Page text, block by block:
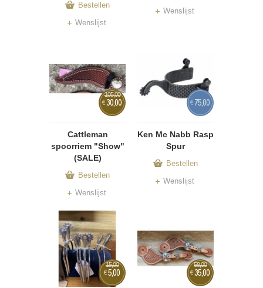
Bestellen
Wenslijst
Wenslijst
Cattleman
spoorriem "Show"
(SALE)
105,00
€30,00
Bestellen
Wenslijst
Ken Mc Nabb Rasp
Spur
€75,00
Bestellen
Wenslijst
15,00
€5,00
58,00
€35,00